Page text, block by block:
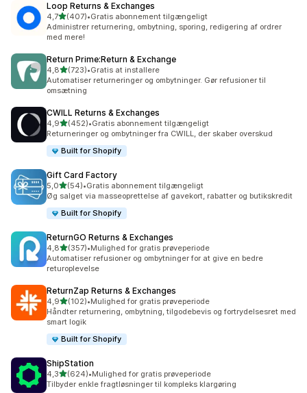
Loop Returns & Exchanges
4,7ud af 5 stjerner
(407)
407 anmeldelser i alt
•Gratis abonnement tilgængeligt
Administrer returnering, ombytning, sporing, redigering af ordrer
med mere!
Return Prime:Return & Exchange
4,8ud af 5 stjerner
(723)
723 anmeldelser i alt
•Gratis at installere
Automatiser returneringer og ombytninger. Gør refusioner til
omsætning
CWILL Returns & Exchanges
4,9ud af 5 stjerner
(452)
452 anmeldelser i alt
•Gratis abonnement tilgængeligt
Returneringer og ombytninger fra CWILL, der skaber overskud
Built for Shopify
Gift Card Factory
5,0ud af 5 stjerner
(54)
54 anmeldelser i alt
•Gratis abonnement tilgængeligt
Øg salget via masseoprettelse af gavekort, rabatter og butikskredit
Built for Shopify
ReturnGO Returns & Exchanges
4,8ud af 5 stjerner
(357)
357 anmeldelser i alt
•Mulighed for gratis prøveperiode
Automatiser refusioner og ombytninger for at give en bedre
returoplevelse
ReturnZap Returns & Exchanges
4,9ud af 5 stjerner
(102)
102 anmeldelser i alt
•Mulighed for gratis prøveperiode
Håndter returnering, ombytning, tilgodebevis og fortrydelsesret med
smart logik
Built for Shopify
ShipStation
4,3ud af 5 stjerner
(624)
624 anmeldelser i alt
•Mulighed for gratis prøveperiode
Tilbyder enkle fragtløsninger til kompleks klargøring